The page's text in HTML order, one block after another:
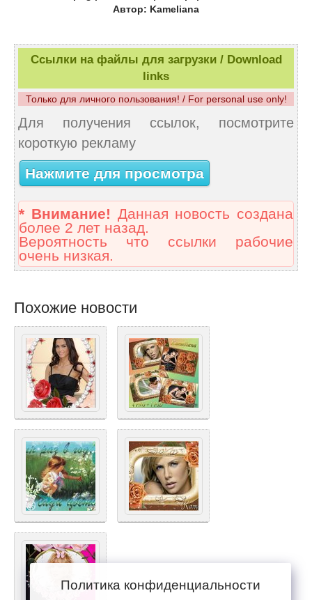
Автор: Kameliana
Ссылки на файлы для загрузки / Download
links
Только для личного пользования! / For personal use only!
Для получения ссылок, посмотрите
короткую рекламу
Нажмите для просмотра
* Внимание! Данная новость создана
более 2 лет назад.
Вероятность что ссылки рабочие
очень низкая.
Похожие новости
Политика конфиденциальности